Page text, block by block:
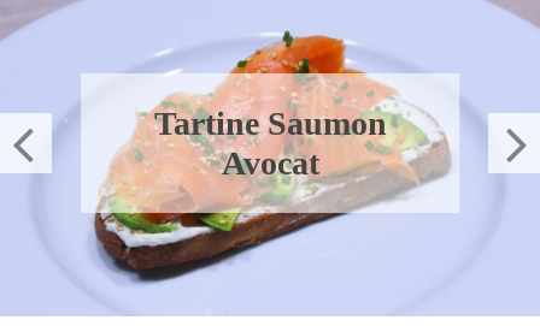
Tartine Saumon
Avocat